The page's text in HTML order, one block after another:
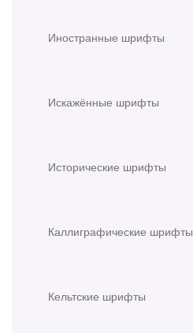
Иностранные шрифты
Искажённые шрифты
Исторические шрифты
Каллиграфические шрифты
Кельтские шрифты